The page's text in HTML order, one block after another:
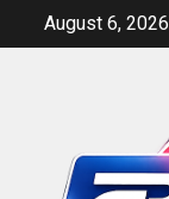
August 6, 2026